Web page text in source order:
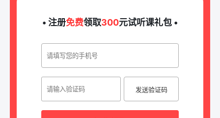
• 注册免费领取300元试听课礼包 •
发送验证码